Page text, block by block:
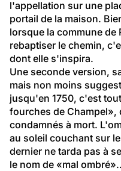
l'appellation sur une
portail de la maison.
lorsque la commune de
rebaptiser le chemin,
dont elle s'inspira.
Une seconde version,
mais non moins
jusqu'en 1750, c'est
fourches de Champel»,
condamnés à mort.
au soleil couchant sur
dernier ne tarda pas à
le nom de «mal